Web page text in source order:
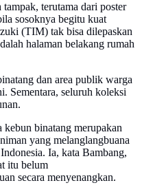
terutama dari poster
sosoknya begitu kuat
(TIM) tak bisa dilepaskan
halaman belakang rumah
dan area publik warga
Sementara, seluruh koleksi
binatang merupakan
yang melanglangbuana
Ia, kata Bambang,
itu belum
secara menyenangkan.